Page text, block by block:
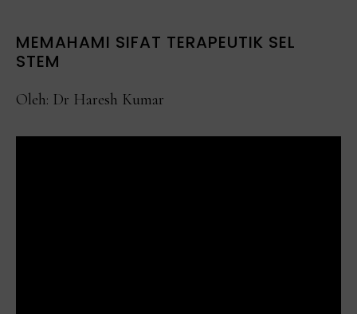
MEMAHAMI SIFAT TERAPEUTIK SEL
STEM
Oleh: Dr Haresh Kumar